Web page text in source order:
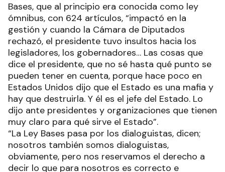
Bases, que al principio era conocida como ley
ómnibus, con 624 artículos, “impactó en la
gestión y cuando la Cámara de Diputados
rechazó, el presidente tuvo insultos hacia los
legisladores, los gobernadores… Las cosas que
dice el presidente, que no sé hasta qué punto se
pueden tener en cuenta, porque hace poco en
Estados Unidos dijo que el Estado es una mafia y
hay que destruirla. Y él es el jefe del Estado. Lo
dijo ante presidentes y organizaciones que tienen
muy claro para qué sirve el Estado”.
“La Ley Bases pasa por los dialoguistas, dicen;
nosotros también somos dialoguistas,
obviamente, pero nos reservamos el derecho a
decir lo que para nosotros es correcto e